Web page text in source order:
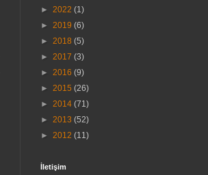
► 2022 (1)
► 2019 (6)
► 2018 (5)
► 2017 (3)
► 2016 (9)
► 2015 (26)
► 2014 (71)
► 2013 (52)
► 2012 (11)
İletişim